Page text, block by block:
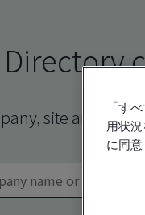
site and
「す
用状
に同意